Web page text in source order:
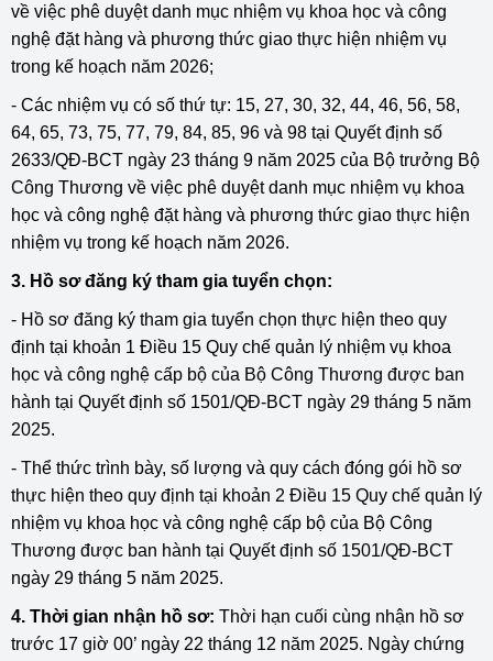
về việc phê duyệt danh mục nhiệm vụ khoa học và công
nghệ đặt hàng và phương thức giao thực hiện nhiệm vụ
trong kế hoạch năm 2026;
- Các nhiệm vụ có số thứ tự: 15, 27, 30, 32, 44, 46, 56, 58,
64, 65, 73, 75, 77, 79, 84, 85, 96 và 98 tại Quyết định số
2633/QĐ-BCT ngày 23 tháng 9 năm 2025 của Bộ trưởng Bộ
Công Thương về việc phê duyệt danh mục nhiệm vụ khoa
học và công nghệ đặt hàng và phương thức giao thực hiện
nhiệm vụ trong kế hoạch năm 2026.
3. Hồ sơ đăng ký tham gia tuyển chọn:
- Hồ sơ đăng ký tham gia tuyển chọn thực hiện theo quy
định tại khoản 1 Điều 15 Quy chế quản lý nhiệm vụ khoa
học và công nghệ cấp bộ của Bộ Công Thương được ban
hành tại Quyết định số 1501/QĐ-BCT ngày 29 tháng 5 năm
2025.
- Thể thức trình bày, số lượng và quy cách đóng gói hồ sơ
thực hiện theo quy định tại khoản 2 Điều 15 Quy chế quản lý
nhiệm vụ khoa học và công nghệ cấp bộ của Bộ Công
Thương được ban hành tại Quyết định số 1501/QĐ-BCT
ngày 29 tháng 5 năm 2025.
4. Thời gian nhận hồ sơ: Thời hạn cuối cùng nhận hồ sơ
trước 17 giờ 00’ ngày 22 tháng 12 năm 2025. Ngày chứng